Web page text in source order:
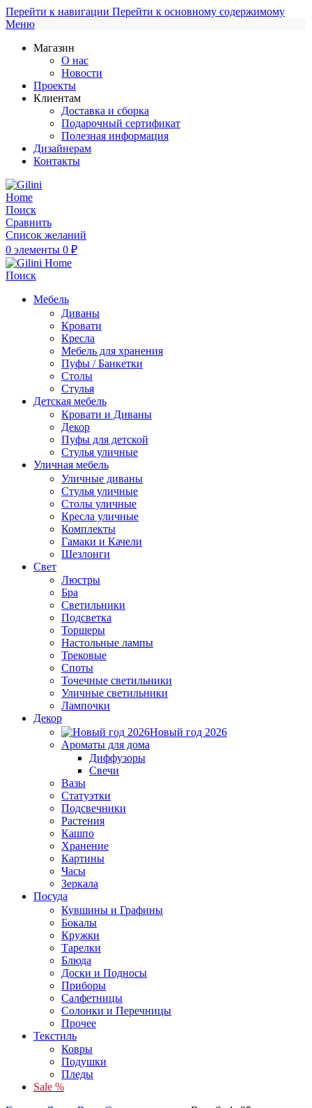
Перейти к навигации Перейти к основному содержимому
Меню
Магазин
О нас
Новости
Проекты
Клиентам
Доставка и сборка
Подарочный сертификат
Полезная информация
Дизайнерам
Контакты
Поиск
Сравнить
Список желаний
0 элементы 0 ₽
Поиск
Мебель
Диваны
Кровати
Кресла
Мебель для хранения
Пуфы / Банкетки
Столы
Стулья
Детская мебель
Кровати и Диваны
Декор
Пуфы для детской
Стулья уличные
Уличная мебель
Уличные диваны
Стулья уличные
Столы уличные
Кресла уличные
Комплекты
Гамаки и Качели
Шезлонги
Свет
Люстры
Бра
Светильники
Подсветка
Торшеры
Настольные лампы
Трековые
Споты
Точечные светильники
Уличные светильники
Лампочки
Декор
Новый год 2026
Ароматы для дома
Диффузоры
Свечи
Вазы
Статуэтки
Подсвечники
Растения
Кашпо
Хранение
Картины
Часы
Зеркала
Посуда
Кувшины и Графины
Бокалы
Кружки
Тарелки
Блюда
Доски и Подносы
Приборы
Салфетницы
Солонки и Перечницы
Прочее
Текстиль
Ковры
Подушки
Пледы
Sale %